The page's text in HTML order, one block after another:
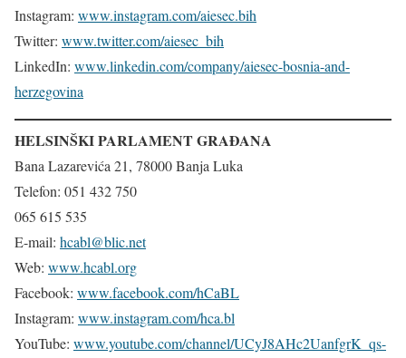
Instagram: www.instagram.com/aiesec.bih
Twitter: www.twitter.com/aiesec_bih
LinkedIn: www.linkedin.com/company/aiesec-bosnia-and-
herzegovina
HELSINŠKI PARLAMENT GRAĐANA
Bana Lazarevića 21, 78000 Banja Luka
Telefon: 051 432 750
065 615 535
E-mail: hcabl@blic.net
Web: www.hcabl.org
Facebook: www.facebook.com/hCaBL
Instagram: www.instagram.com/hca.bl
YouTube: www.youtube.com/channel/UCyJ8AHc2UanfgrK_qs-